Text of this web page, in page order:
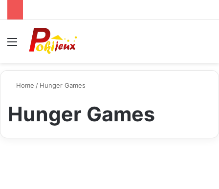
Menu
Home / Hunger Games
Hunger Games